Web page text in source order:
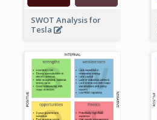
SWOT Analysis for
Tesla